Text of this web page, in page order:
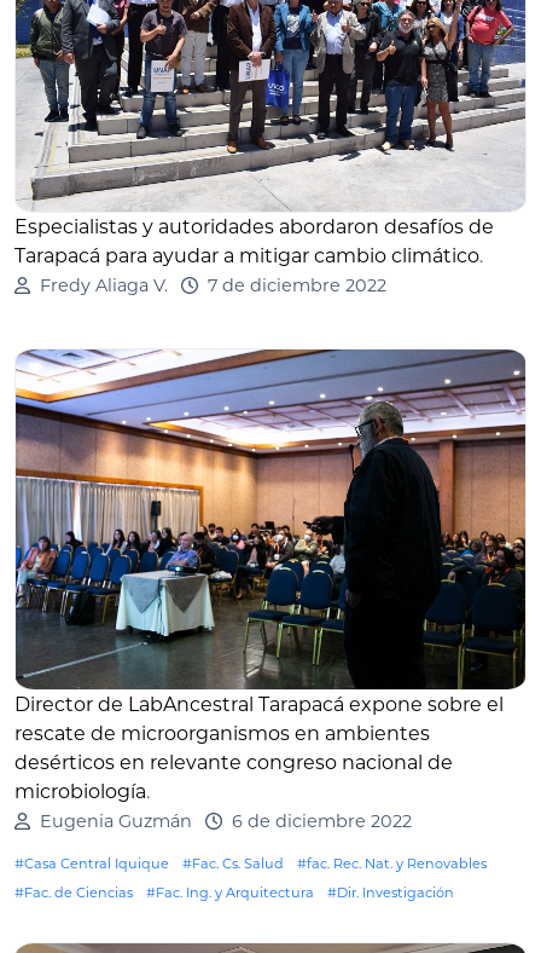
Especialistas y autoridades abordaron desafíos de
Tarapacá para ayudar a mitigar cambio climático.
Fredy Aliaga V. 7 de diciembre 2022
Director de LabAncestral Tarapacá expone sobre el
rescate de microorganismos en ambientes
desérticos en relevante congreso nacional de
microbiología.
Eugenia Guzmán 6 de diciembre 2022
#Casa Central Iquique #Fac. Cs. Salud
#fac. Rec. Nat. y Renovables
#Fac. de Ciencias
#Fac. Ing. y Arquitectura #Dir. Investigación